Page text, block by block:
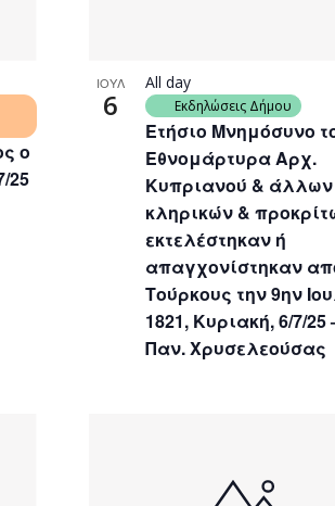
ο
25
ΙΟΥΛ
6
Ετήσιο Μνημόσυνο
Εθνομάρτυρα Αρχ.
Κυπριανού & άλλων
κληρικών &
εκτελέστηκαν ή
απαγχονίστηκαν
Τούρκους την 9ην
1821, Κυριακή, 6/7/25
Παν. Χρυσελεούσας
All day
Εκδηλώσεις Δήμου